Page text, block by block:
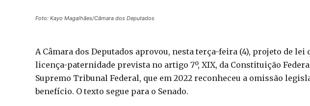
Foto: Kayo Magalhães/Câmara dos Deputados
A Câmara dos Deputados aprovou, nesta terça-feira (4), projeto de
licença-paternidade prevista no artigo 7º, XIX, da Constituição
Supremo Tribunal Federal, que em 2022 reconheceu a omissão
benefício. O texto segue para o Senado.